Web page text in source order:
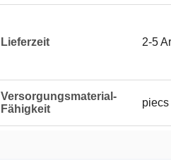
Lieferzeit 2-5
Versorgungsmaterial-
Fähigkeit